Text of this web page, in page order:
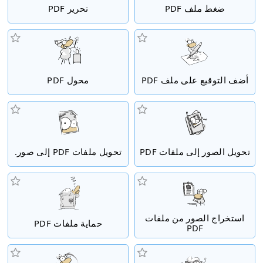
ضغط ملف PDF تحرير PDF
أضف التوقيع على ملف PDF محول PDF
تحويل الصور إلى ملفات PDF تحويل ملفات PDF إلى صور.
استخراج الصور من ملفات
PDF
حماية ملفات PDF